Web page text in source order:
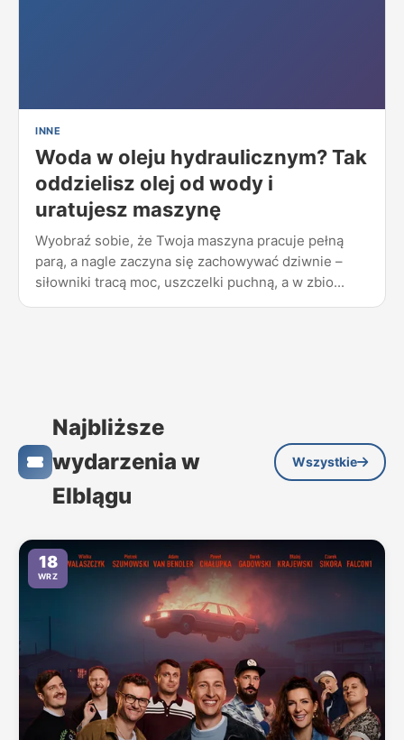
INNE
Woda w oleju hydraulicznym? Tak
oddzielisz olej od wody i
uratujesz maszynę
Wyobraź sobie, że Twoja maszyna pracuje pełną
parą, a nagle zaczyna się zachowywać dziwnie –
siłowniki tracą moc, uszczelki puchną, a w zbio...
Najbliższe
wydarzenia w
Elblągu
Wszystkie
18
WRZ